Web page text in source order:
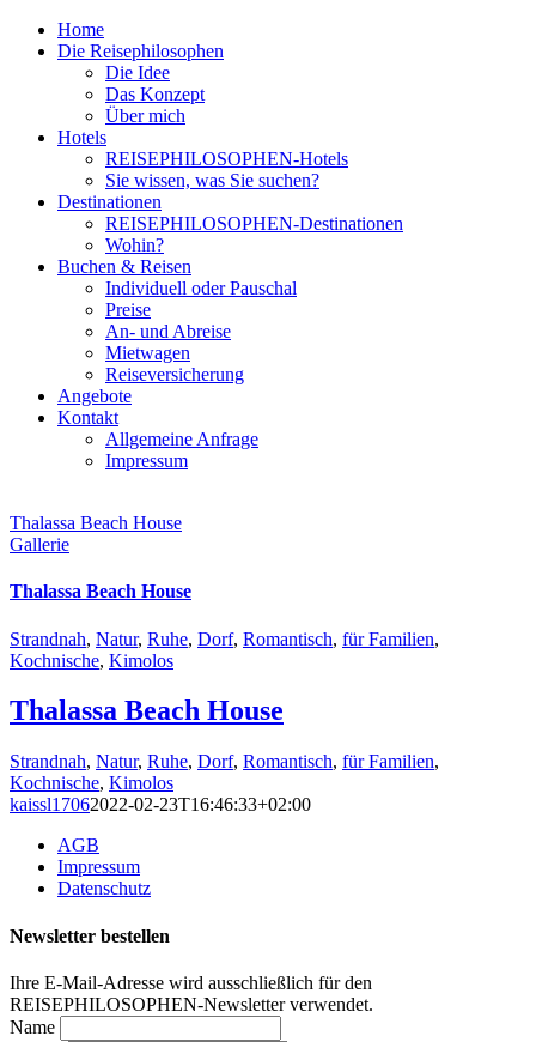
Home
Die Reisephilosophen
Die Idee
Das Konzept
Über mich
Hotels
REISEPHILOSOPHEN-Hotels
Sie wissen, was Sie suchen?
Destinationen
REISEPHILOSOPHEN-Destinationen
Wohin?
Buchen & Reisen
Individuell oder Pauschal
Preise
An- und Abreise
Mietwagen
Reiseversicherung
Angebote
Kontakt
Allgemeine Anfrage
Impressum
Thalassa Beach House
Gallerie
Thalassa Beach House
Strandnah, Natur, Ruhe, Dorf, Romantisch, für Familien,
Kochnische, Kimolos
Thalassa Beach House
Strandnah, Natur, Ruhe, Dorf, Romantisch, für Familien,
Kochnische, Kimolos
kaissl17062022-02-23T16:46:33+02:00
AGB
Impressum
Datenschutz
Newsletter bestellen
Ihre E-Mail-Adresse wird ausschließlich für den
REISEPHILOSOPHEN-Newsletter verwendet.
Name